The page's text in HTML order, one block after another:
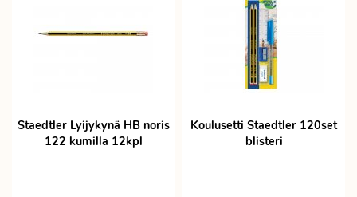
Staedtler Lyijykynä HB noris
122 kumilla 12kpl
Koulusetti Staedtler 120set
blisteri